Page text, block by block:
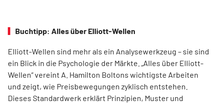
Buchtipp: Alles über Elliott-Wellen
Elliott-Wellen sind mehr als ein Analysewerkzeug – sie sind
ein Blick in die Psychologie der Märkte. „Alles über Elliott-
Wellen“ vereint A. Hamilton Boltons wichtigste Arbeiten
und zeigt, wie Preisbewegungen zyklisch entstehen.
Dieses Standardwerk erklärt Prinzipien, Muster und